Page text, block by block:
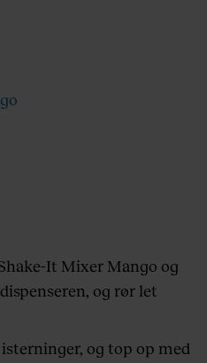
It Mixer Mango og
og rør let
og top op med